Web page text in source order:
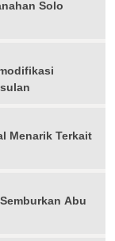
Solo
Menarik Terkait
Abu